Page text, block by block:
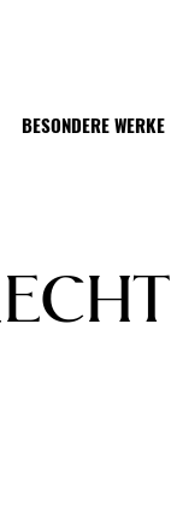
BESONDERE WERKE